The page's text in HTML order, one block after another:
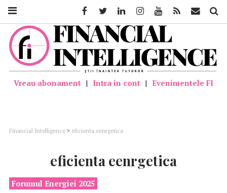
Vreau abonament | Intra in cont | Evenimentele FI
Financial Intelligence > eficienta eenrgetica
eficienta eenrgetica
Forumul Energiei 2025
FacebookTwitter LinkedinInstagramYoutube Feed Mail